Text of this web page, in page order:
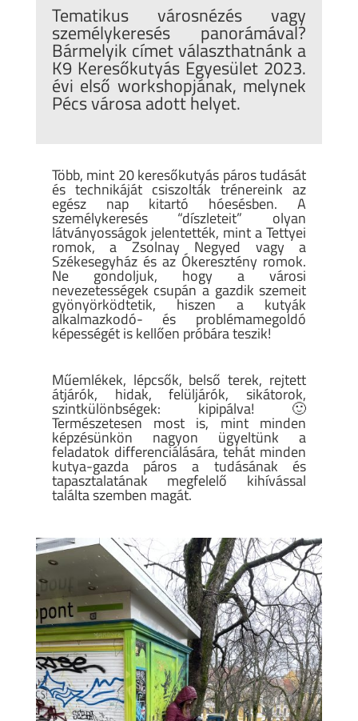
Tematikus városnézés vagy
személykeresés panorámával?
Bármelyik címet választhatnánk a
K9 Keresőkutyás Egyesület 2023.
évi első workshopjának, melynek
Pécs városa adott helyet.
Több, mint 20 keresőkutyás páros tudását
és technikáját csiszolták trénereink az
egész nap kitartó hóesésben. A
személykeresés “díszleteit” olyan
látványosságok jelentették, mint a Tettyei
romok, a Zsolnay Negyed vagy a
Székesegyház és az Ókeresztény romok.
Ne gondoljuk, hogy a városi
nevezetességek csupán a gazdik szemeit
gyönyörködtetik, hiszen a kutyák
alkalmazkodó- és problémamegoldó
képességét is kellően próbára teszik!
Műemlékek, lépcsők, belső terek, rejtett
átjárók, hidak, felüljárók, sikátorok,
szintkülönbségek: kipipálva! 🙂
Természetesen most is, mint minden
képzésünkön nagyon ügyeltünk a
feladatok differenciálására, tehát minden
kutya-gazda páros a tudásának és
tapasztalatának megfelelő kihívással
találta szemben magát.